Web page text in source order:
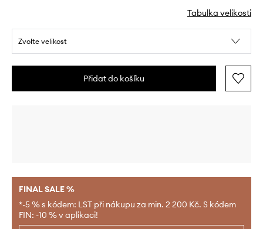
Tabulka velikosti
Zvolte velikost
Přidat do košíku
FINAL SALE %
*-5 % s kódem: LST při nákupu za min. 2 200 Kč. S kódem
FIN: -10 % v aplikaci!